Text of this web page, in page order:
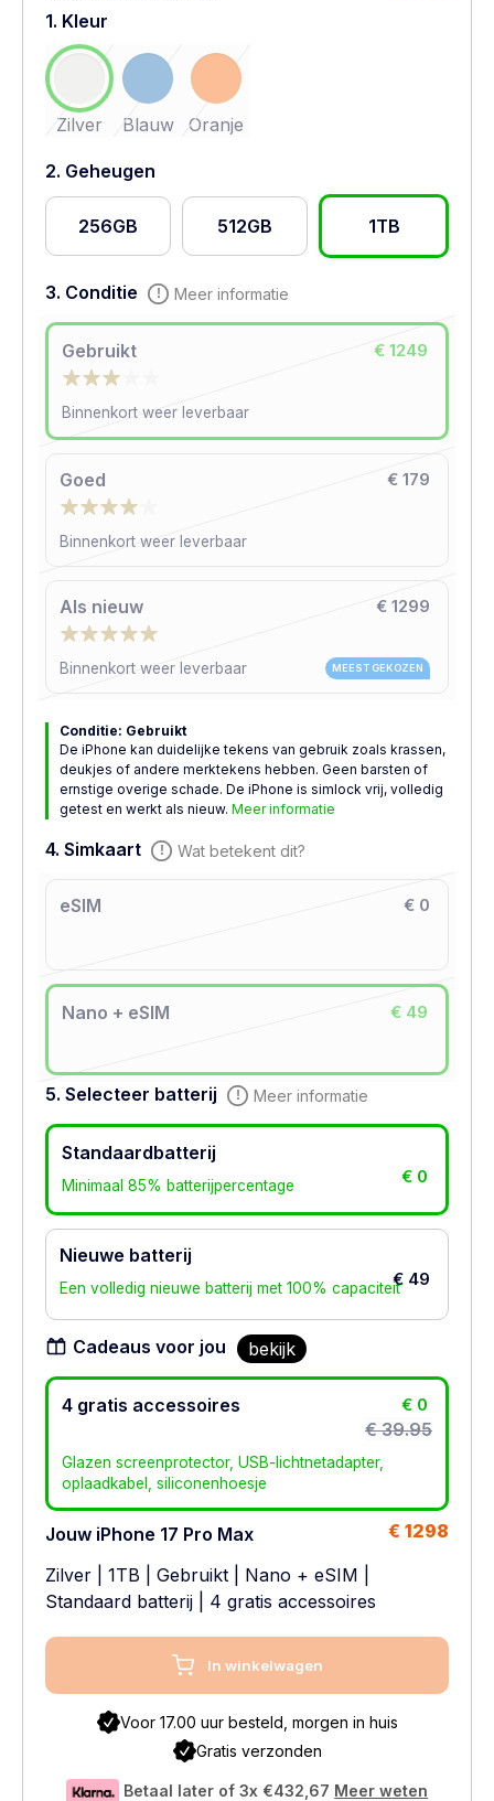
1. Kleur
Zilver Blauw Oranje
2. Geheugen
256GB 512GB 1TB
3. Conditie Meer informatie
Gebruikt € 1249
Binnenkort weer leverbaar
Goed € 179
Binnenkort weer leverbaar
Als nieuw
MEEST GEKOZEN
€ 1299
Binnenkort weer leverbaar
Conditie: Gebruikt
De iPhone kan duidelijke tekens van gebruik zoals krassen,
deukjes of andere merktekens hebben. Geen barsten of
ernstige overige schade. De iPhone is simlock vrij, volledig
getest en werkt als nieuw. Meer informatie
4. Simkaart Wat betekent dit?
eSIM € 0
Nano + eSIM € 49
5. Selecteer batterij Meer informatie
Standaardbatterij
€ 0
Minimaal 85% batterijpercentage
Nieuwe batterij
€ 49
Een volledig nieuwe batterij met 100% capaciteit
Cadeaus voor jou bekijk
4 gratis accessoires € 0
€ 39.95
Glazen screenprotector, USB-lichtnetadapter,
oplaadkabel, siliconenhoesje
Jouw iPhone 17 Pro Max
€ 1298
Zilver
1TB Gebruikt Nano + eSIM
Standaard batterij | 4 gratis accessoires
In winkelwagen
Voor 17.00 uur besteld, morgen in huis
Gratis verzonden
Betaal later of 3x €432,67 Meer weten